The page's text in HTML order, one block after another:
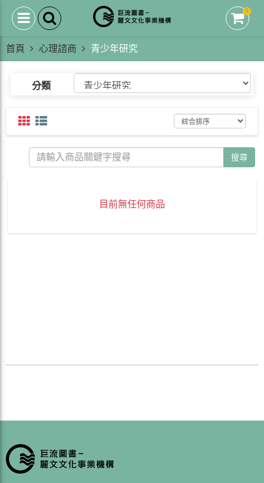
0
首頁 心理諮商 青少年研究
分類
搜尋
目前無任何商品